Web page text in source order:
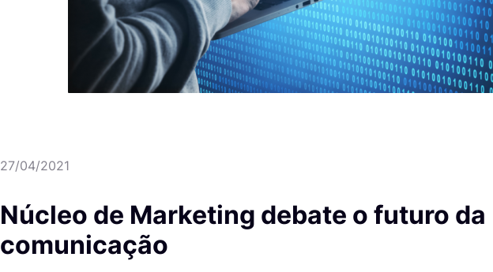
27/04/2021
Núcleo de Marketing debate o futuro da
comunicação